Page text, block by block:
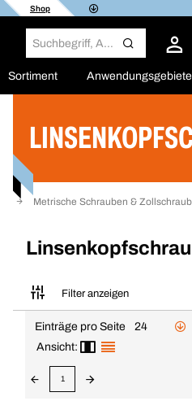
Shop
Sortiment Anwendungsgebiete
Metrische Schrauben &
Filter anzeigen
Filter
Einträge pro Seite
24
Ansicht:
1